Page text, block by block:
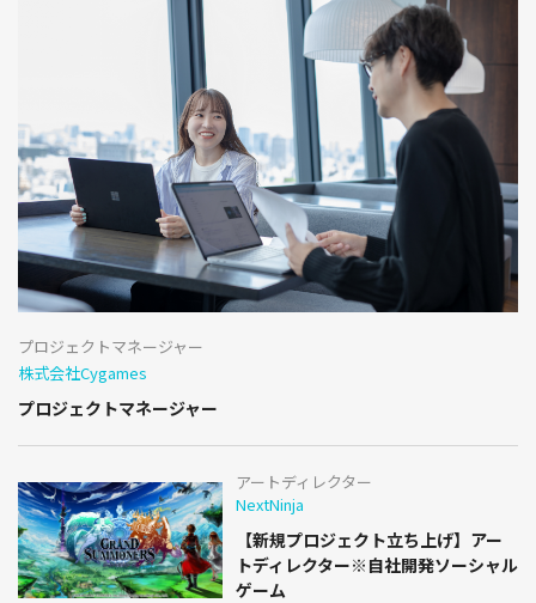
プロジェクトマネージャー
株式会社Cygames
プロジェクトマネージャー
アートディレクター
NextNinja
【新規プロジェクト立ち上げ】アー
トディレクター※自社開発ソーシャル
ゲーム